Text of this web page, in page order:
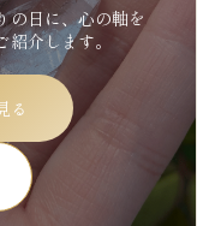
の日に、心の軸を
介します。
る